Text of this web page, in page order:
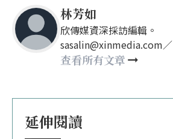
林芳如
欣傳媒資深採訪編輯。
sasalin@xinmedia.com／
happy21917@gmail.com
查看所有文章
延伸閱讀